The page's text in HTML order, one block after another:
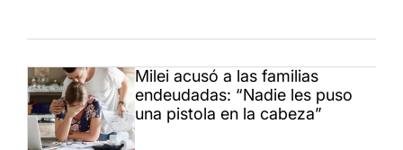
Milei acusó a las familias
endeudadas: “Nadie les puso
una pistola en la cabeza”